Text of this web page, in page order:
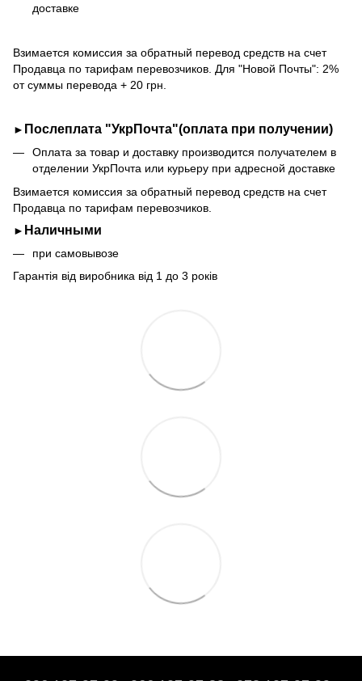
доставке
Взимается комиссия за обратный перевод средств на счет
Продавца по тарифам перевозчиков. Для "Новой Почты": 2%
от суммы перевода + 20 грн.
► Послеплата "УкрПочта"(оплата при получении)
Оплата за товар и доставку производится получателем в
отделении УкрПочта или курьеру при адресной доставке
Взимается комиссия за обратный перевод средств на счет
Продавца по тарифам перевозчиков.
► Наличными
при самовывозе
Гарантія від виробника від 1 до 3 років